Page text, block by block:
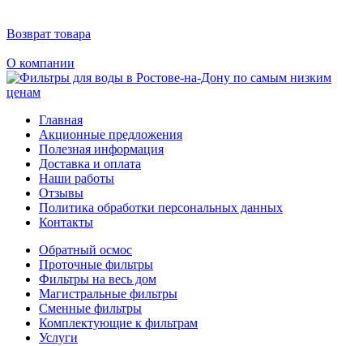
Возврат товара
О компании
Главная
Акционные предложения
Полезная информация
Доставка и оплата
Наши работы
Отзывы
Политика обработки персональных данных
Контакты
Обратный осмос
Проточные фильтры
Фильтры на весь дом
Магистральные фильтры
Сменные фильтры
Комплектующие к фильтрам
Услуги